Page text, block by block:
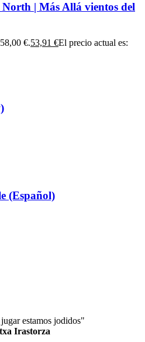
| Más Allá vientos del
€.53,91 €El precio actual es:
(Español)
estamos jodidos"
Irastorza